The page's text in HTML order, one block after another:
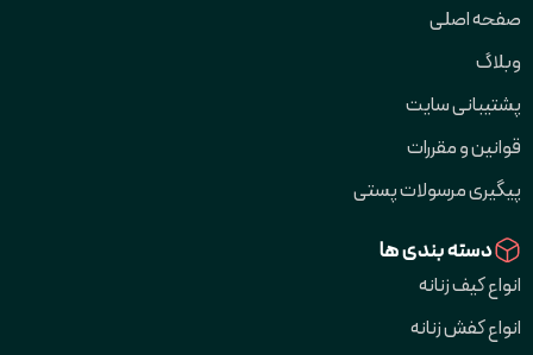
صفحه اصلی
وبلاگ
پشتیبانی سایت
قوانین و مقررات
پیگیری مرسولات پستی
دسته بندی ها
انواع کیف زنانه
انواع کفش زنانه